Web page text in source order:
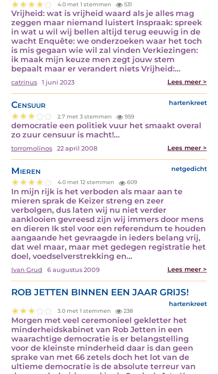
4.0 met 1 stemmen 531
Vrijheid: wat is vrijheid waard als je alles mag
zeggen maar niemand luistert Inspraak: spreek
in wat u wil wij bellen altijd terug eeuwig in de
wacht Enquête: we onderzoeken waar het toch
is mis gegaan wie wil zal vinden Verkiezingen:
ik maak mijn keuze men zegt jouw stem
bepaalt maar er verandert niets Vrijheid:…
catrinus 1 juni 2023 Lees meer >
Censuur hartenkreet
2.7 met 3 stemmen 959
democratie een politiek vuur het smaakt overal
zo zuur censuur is macht!…
torromolinos 22 april 2008 Lees meer >
Mieren netgedicht
4.0 met 12 stemmen 609
In mijn rijk is het verboden als maar aan te
mieren sprak de Keizer streng en zeer
verbolgen, dus laten wij nu niet verder
aanklooien gevreesd zijn wij immers door mens
en dieren Ik stel voor een referendum te houden
aangaande het gevraagde in ieders belang vrij,
dat wel maar, maar met gedegen registratie het
doel, voedselverstrekking en…
Ivan Grud 6 augustus 2009 Lees meer >
ROB JETTEN BINNEN EEN JAAR GRIJS!
hartenkreet
3.0 met 1 stemmen 238
Morgen met veel ceremonieel gekletter het
minderheidskabinet van Rob Jetten in een
waarachtige democratie is er belangstelling
voor de kleinste minderheid daar is dan geen
sprake van met 66 zetels doch het lot van de
ultieme democratie is de absolute terreur van